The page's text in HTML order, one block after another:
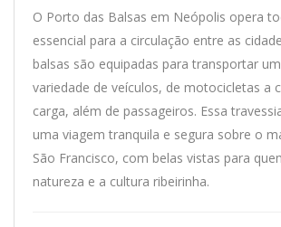
O Porto das Balsas em Neópolis opera
essencial para a circulação entre as
balsas são equipadas para transportar
variedade de veículos, de motocicletas a
carga, além de passageiros. Essa
uma viagem tranquila e segura sobre o
São Francisco, com belas vistas para
natureza e a cultura ribeirinha.